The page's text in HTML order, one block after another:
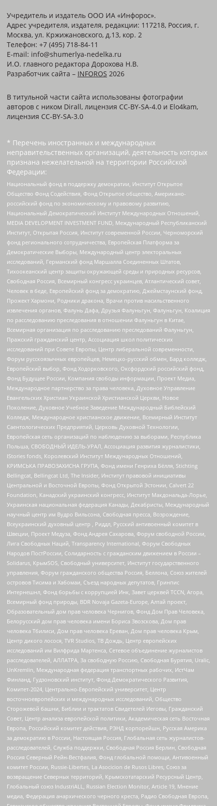
Учредитель и издатель ООО ИА «Инфорос».
Адрес учредителя, издателя, редакции: 117218, Россия, г.
Москва, ул. Кржижановского, д.13, кор. 2
Телефон: +7 (495) 718-84-11
E-mail: info@shumerlya-nedelka.ru
И.О. главного редактора Дорохова Н.В.
Разработчик сайта – INFOROS 2026
В титульной части сайта использованы фотографии
авторов с ником Dirall, лицензия CC-BY-SA-4.0 и Elo4kam,
лицензия CC-BY-SA-3.0
* Перечень иностранных и международных
неправительственных организаций, деятельность которых
признана нежелательной на территории Российской
Федерации:
Национальный фонд в поддержку демократии, Институт Открытое
Общество Фонд Содействия, Фонд Открытое общество, Американо-
российский фонд по экономическому и правовому развитию,
Национальный Демократический Институт Международных Отношений,
MEDIA DEVELOPMENT INVESTMENT FUND, Международный Республиканский
Институт, Открытая Россия, Институт современной России, Черноморский
фонд регионального сотрудничества, Европейская Платформа за
Демократические Выборы, Международный центр электоральных
исследований, Германский фонд Маршалла Соединенных Штатов,
Тихоокеанский центр защиты окружающей среды и природных ресурсов,
Свободная Россия, Всемирный конгресс украинцев, Атлантический совет,
Человек в беде, Европейский фонд за демократию, Джеймстаунский фонд,
Прожект Хармони, Родники дракона, Врачи против насильственного
извлечения органов, Фалунь Дафа, Друзья Фалуньгун, Фалуньгун, Коалиция
по расследованию преследования в отношении Фалуньгун в Китае,
Всемирная организация по расследованию преследований Фалуньгун,
Пражский гражданский центр, Ассоциация школ политических
исследований при Совете Европы, Центр либеральной современности,
Форум русскоязычных европейцев, Немецко-русский обмен, Бард колледж,
Европейский выбор, Фонд Ходорковского, Оксфордский российский фонд,
Фонд Будущее России, Компания свободы информации, Проект Медиа,
Международное партнерство за права человека, Духовное Управление
Евангельских Христиан Украинской Христианской Церкви, Новое
Поколение, Духовное Учебное Заведение Международный Библейский
Колледж, Международное христианское движение, Всемирный Институт
Саентологических Предприятий, Церковь Духовной Технологии,
Европейская сеть организаций по наблюдению за выборами, Республика
Польша, СВОБОДНЫЙ ИДЕЛЬ-УРАЛ, Ассоциация развития журналистики,
IStories fonds, Королевский Институт Международных Отношений,
КРИМСЬКА ПРАВОЗАХИСНА ГРУПА, Фонд имени Генриха Бёлля, Stichting
Bellingcat, Bellingcat Ltd, The Insider, Институт правовой инициативы
Центральной и Восточной Европы, Фонд Открытой Эстонии, Calvert 22
Foundation, Канадский украинский конгресс, Институт Макдональда-Лорье,
Украинская национальная федерация Канады, Декабристы, Международный
научный центр им Вудро Вильсона, Свободная пресса, Возрождение,
Всеукраинский духовный центр , Риддл, Русский антивоенный комитет в
Швеции, Проект Медуза, Фонд Андрея Сахарова, Форум свободной России,
Лига Свободных Наций, Transparеncy International, Форум Свободных
Народов ПостРоссии, Солидарность с гражданским движением в России –
Solidarus, КрымSOS, Свободный университет, Институт государственного
управления, Форум гражданского общества Россия, Беллона, Союз жителей
островов Тисима и Хабомаи, Съезд народных депутатов, Гринпис
Интернешнл, Фонд борьбы с коррупцией Инк, Завет церквей TCCN, Агора,
Всемирный фонд природы, BDR Novaja Gazeta-Europe, Алтай проект,
Образовательный дом прав человека Чернигов, Фонд Дом Прав Человека,
Белорусский дом прав человека имени Бориса Звозскова, Дом прав
человека Тбилиси, Дом прав человека Ереван, Дом прав человека Крым,
Центр дикого лосося, TVR Studios, ТВ Дождь, Центр европейских
исследований им Вилфрида Мартенса, Сетевое объединение журналистов
расследователей, АЛЛАТРА, За свободную Россию, Свободная Бурятия, Uralic,
UnKremlin, Международная федерация транспортных рабочих, ИстЧам
Финланд, Гудзоновский институт, Фонд Демократического Развития,
Комитет-2024, Центрально-Европейский университет, Центр
восточноевропейских и международных исследований, Общество
Сторожевой башни, Библии и трактатов Свидетелей Иеговы, Гражданский
Совет, Центр анализа европейской политики, Академическая сеть Восточная
Европа, Российский комитет действия, РЭНД корпорейшн, Русская Америка
за демократию в России, Настоящая Россия, Глобальная сеть журналистов-
расследователей, Служба поддержки, Свободная Россия Берлин, Свободная
Россия Северный Рейн-Вестфалия, Фонд глобальной помощи, Антивоенный
комитет России, Russie-Libertes, La Asocicion de Rusos Libres, Союз за
возвращение Северных территорий, Крымскотатарский Ресурсный Центр,
Глобальный союз IndustriALL, Russian Election Monitor, Article 19, Мнение
медиа, Федерация анархического черного креста, Радио Свободная Европа,